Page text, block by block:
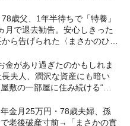
歳父、1年半待ちで「特養」
月で退去勧告。安心しきった
ら告げられた〈まさかのひと
金があり過ぎたのかもしれま
夫人、潤沢な資産にも暗い
敷の一部屋に住み続ける“跡
金月25万円・78歳夫婦、孫
老後破産寸前→「まさかの貢